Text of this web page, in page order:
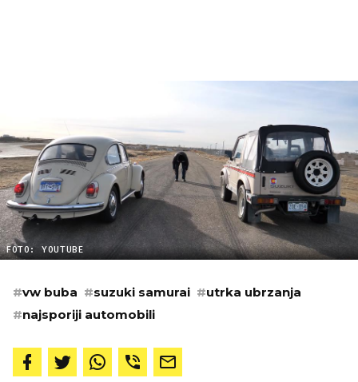
FOTO: YOUTUBE
#vw buba #suzuki samurai #utrka ubrzanja
#najsporiji automobili